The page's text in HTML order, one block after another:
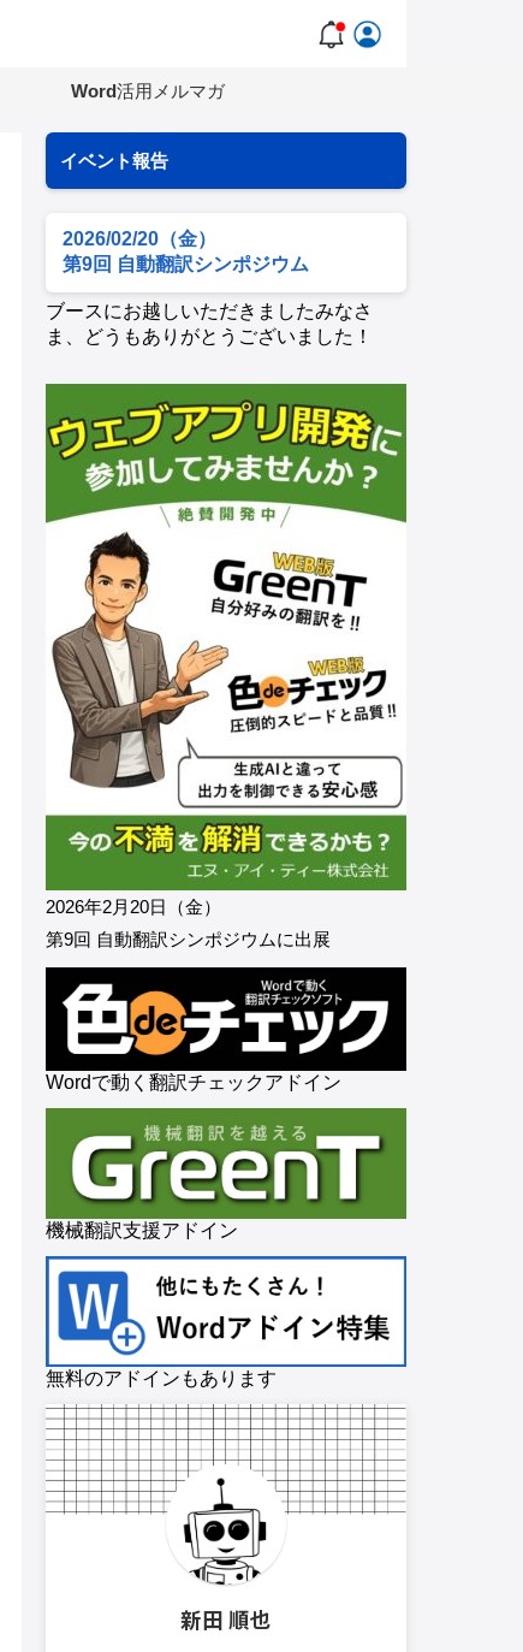
Word活用メルマガ
イベント報告
2026/02/20（金）
第9回 自動翻訳シンポジウム
ブースにお越しいただきましたみなさ
ま、どうもありがとうございました！
2026年2月20日（金）
第9回 自動翻訳シンポジウムに出展
Wordで動く翻訳チェックアドイン
機械翻訳支援アドイン
無料のアドインもあります
新田 順也